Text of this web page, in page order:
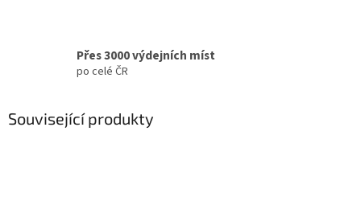
Přes 3000 výdejních míst
po celé ČR
Související produkty